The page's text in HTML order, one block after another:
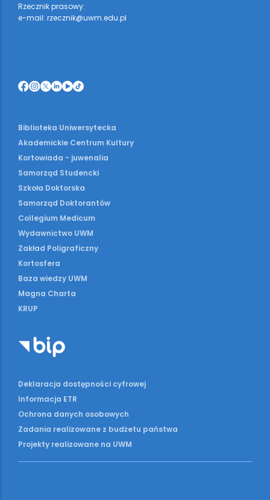
Rzecznik prasowy:
e-mail: rzecznik@uwm.edu.pl
Biblioteka Uniwersytecka
Akademickie Centrum Kultury
Kortowiada - juwenalia
Samorząd Studencki
Szkoła Doktorska
Samorząd Doktorantów
Collegium Medicum
Wydawnictwo UWM
Zakład Poligraficzny
Kortosfera
Baza wiedzy UWM
Magna Charta
KRUP
Deklaracja dostępności cyfrowej
Informacja ETR
Ochrona danych osobowych
Zadania realizowane z budżetu państwa
Projekty realizowane na UWM